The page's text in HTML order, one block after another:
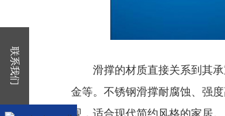
滑撑的材质直接关系到其承
金等。不锈钢滑撑耐腐蚀、强
观，适合现代简约风格的家居。
联系我们